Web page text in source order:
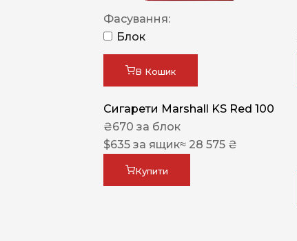
Фасування:
Блок
В Кошик
Сигарети Marshall KS Red 100
₴670 за блок
$635 за ящик≈ 28 575 ₴
Купити